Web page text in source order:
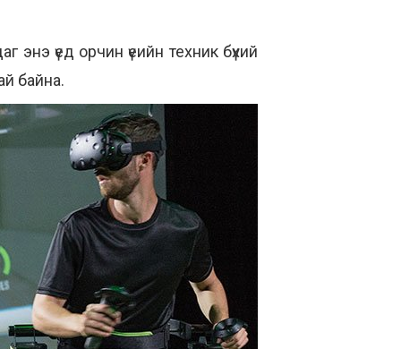
энэ үед орчин үеийн техник бүхий
байна.